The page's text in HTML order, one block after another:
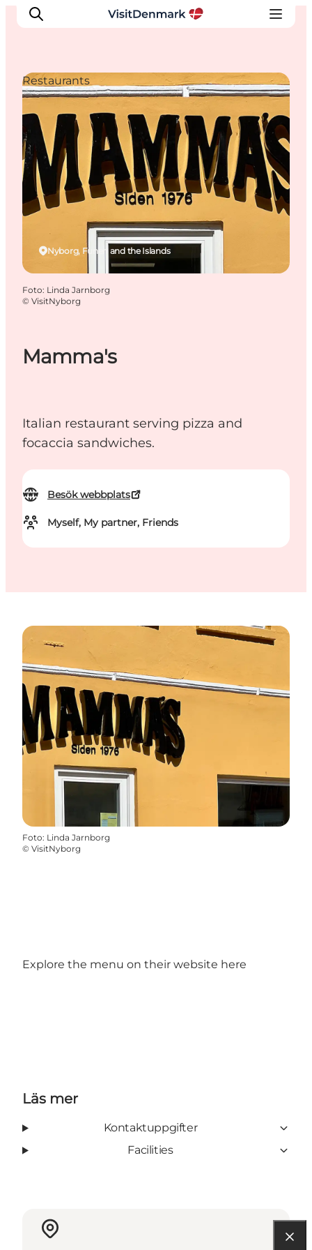
Inspiration
Resmål
Aktiviteter
Övernatta
Planera resan
Mamma's
Italian restaurant serving pizza and
focaccia sandwiches.
Besök webbplats
Myself, My partner, Friends
Nyborg, Funen and the Islands
Restaurants
Foto: Linda Jarnborg
© VisitNyborg
Foto: Linda Jarnborg
© VisitNyborg
Explore the menu on their website here
Läs mer
Kontaktuppgifter
Facilities